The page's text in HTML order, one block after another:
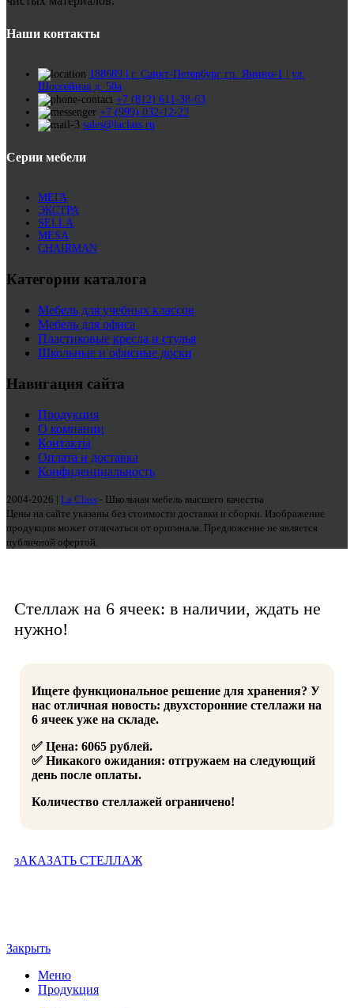
Наши контакты
188689 | г. Санкт-Петербург гп. Янино-1 | ул.
Шоссейная д. 50а
+7 (812) 611-38-63
+7 (999) 032-12-23
sales@laclass.ru
Серии мебели
МЕГА
ЭКСТРА
SELLA
MESA
CHAIRMAN
Категории каталога
Мебель для учебных классов
Мебель для офиса
Пластиковые кресла и стулья
Школьные и офисные доски
Навигация сайта
Продукция
О компании
Контакты
Оплата и доставка
Конфиденциальность
2004-2026 | La Class - Школьная мебель высшего качества
Цены на сайте указаны без стоимости доставки и сборки. Изображение
продукции может отличаться от оригинала. Предложение не является
публичной офертой.
Стеллаж на 6 ячеек: в наличии, ждать не
нужно!
Ищете функциональное решение для хранения? У
нас отличная новость: двухсторонние стеллажи на
6 ячеек уже на складе.
✅ Цена: 6065 рублей.
✅ Никакого ожидания: отгружаем на следующий
день после оплаты.
Количество стеллажей ограничено!
зАКАЗАТЬ СТЕЛЛАЖ
Закрыть
Меню
Продукция